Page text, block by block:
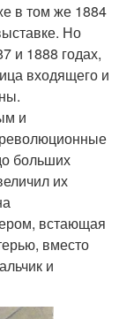
в том же 1884
Но
и 1888 годах,
входящего и
и
больших
их
встающая
вместо
и